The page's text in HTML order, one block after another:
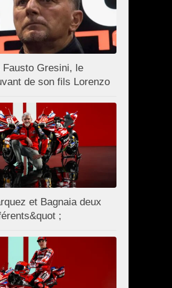
Fausto Gresini, le
de son fils Lorenzo
et Bagnaia deux
;